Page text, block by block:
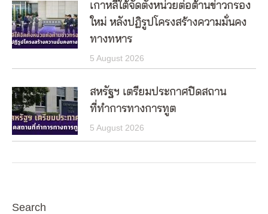
เกาหลีใต้จัดตั้งหน่วยต่อต้านข่าวกรอง
ใหม่ หลังปฏิรูปโครงสร้างความมั่นคง
ทางทหาร
5 August 2026
สหรัฐฯ เตรียมประกาศปิดสถาน
ที่ทำการทางการทูต
5 August 2026
Search